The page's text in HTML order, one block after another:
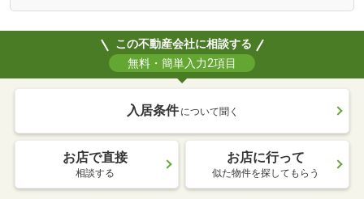
この不動産会社に相談する
無料・簡単入力2項目
入居条件 について聞く
お店で直接
相談する
お店に行って
似た物件を探してもらう